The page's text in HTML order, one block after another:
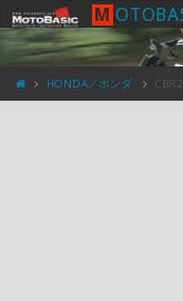
M OTOBA
HONDA／ホンダ